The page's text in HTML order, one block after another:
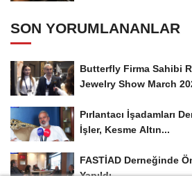
SON YORUMLANANLAR
Butterfly Firma Sahibi
Jewelry Show March
Pırlantacı İşadamları
İşler, Kesme Altın...
FASTİAD Derneğinde